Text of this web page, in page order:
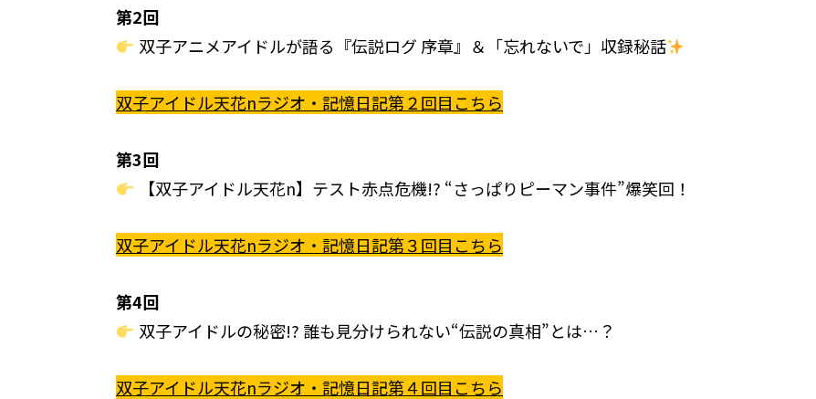
第2回
双子アニメアイドルが語る『伝説ログ 序章』＆「忘れないで」収録秘話
双子アイドル天花nラジオ・記憶日記第２回目こちら
第3回
【双子アイドル天花n】テスト赤点危機!? “さっぱりピーマン事件”爆笑回！
双子アイドル天花nラジオ・記憶日記第３回目こちら
第4回
双子アイドルの秘密!? 誰も見分けられない“伝説の真相”とは…？
双子アイドル天花nラジオ・記憶日記第４回目こちら